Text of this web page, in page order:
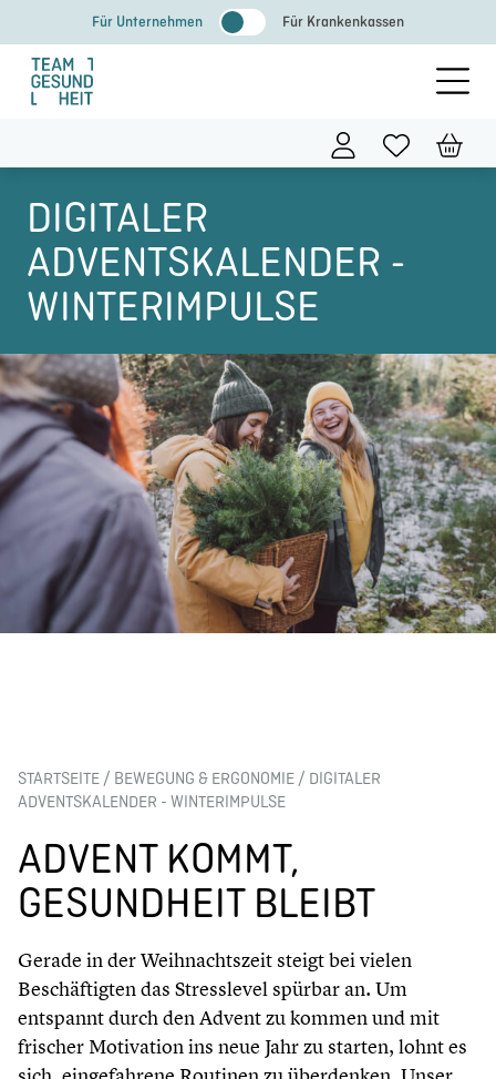
Inhalt
springen
Für Unternehmen Für Krankenkassen
DIGITALER
ADVENTSKALENDER -
WINTERIMPULSE
STARTSEITE / BEWEGUNG & ERGONOMIE / DIGITALER
ADVENTSKALENDER - WINTERIMPULSE
ADVENT KOMMT,
GESUNDHEIT BLEIBT
Gerade in der Weihnachtszeit steigt bei vielen
Beschäftigten das Stresslevel spürbar an. Um
entspannt durch den Advent zu kommen und mit
frischer Motivation ins neue Jahr zu starten, lohnt es